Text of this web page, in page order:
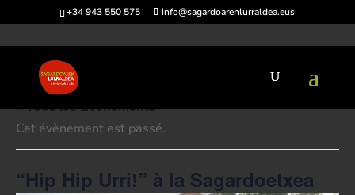
+34 943 550 575 info@sagardoarenlurraldea.eus
« Tous les Évènements
Cet évènement est passé.
“Hip Hip Urri!” à la Sagardoetxea